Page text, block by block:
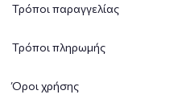
Τρόποι παραγγελίας
Τρόποι πληρωμής
Όροι χρήσης